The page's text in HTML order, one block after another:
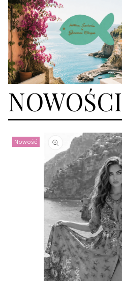
NOWOŚCI
Nowość